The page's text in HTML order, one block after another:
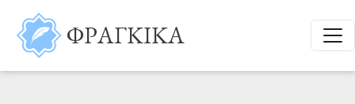
Παράκαμψη προς το κυρίως περιεχόμενο
ΦΡΑΓΚΙΚΑ